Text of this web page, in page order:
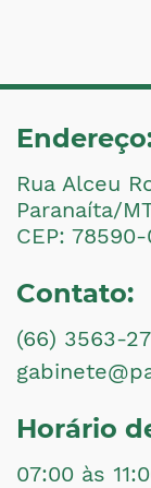
Rua Alceu
Paranaíta/
CEP:
Contato:
(66) 3563-
Horário
07:00 às